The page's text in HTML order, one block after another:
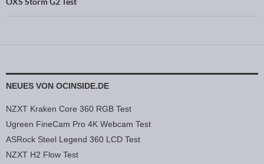
NEUES VON OCINSIDE.DE
NZXT Kraken Core 360 RGB Test
Ugreen FineCam Pro 4K Webcam Test
ASRock Steel Legend 360 LCD Test
NZXT H2 Flow Test